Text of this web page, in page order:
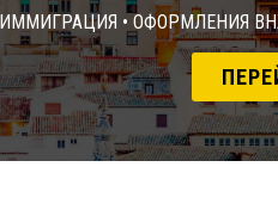
Иммиграция • Оформления